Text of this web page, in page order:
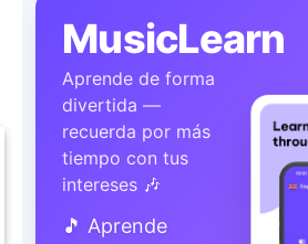
MusicLearn
Aprende de forma
divertida —
recuerda por más
tiempo con tus
intereses 🎶
🎵 Aprende